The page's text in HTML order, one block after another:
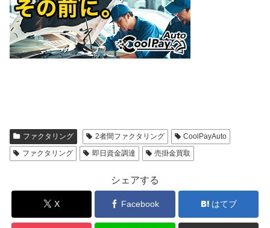
ファクタリング 2者間ファクタリング
CoolPayAuto
ファクタリング
即日資金調達 売掛金買取
シェアする
X Facebook はてブ